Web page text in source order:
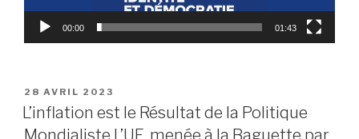
00:00 01:43
PUBLIÉ
LE
28 AVRIL 2023
L’inflation est le Résultat de la Politique
Mondialiste L’UE, menée à la Baguette par